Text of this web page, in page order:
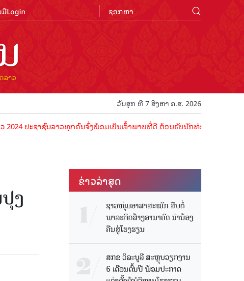
ມືLogin
ວັນສຸກ ທີ 7 ສິງຫາ ຄ.ສ. 2026
ປະຊາຊົນລາວທຸກຄົນຈົ່ງພ້ອມເປັນເຈົ້າພາບທີ່ດີ ຕ້ອນຮັບນັກທ່ອງທ່ຽວດ້ວຍໄມຕີຈິດ
ງ
ຂ່າວ​ລ່າ​ສຸດ
ຊາວໜຸ່ມອາສາສະໝັກ ສືບຕໍ່
ພາລະກິດສ້າງອານາຄົດ ນໍານ້ອງ
ຄືນສູ່ໂຮງຮຽນ
ສກຂ ວິລະບູລີ ສະຫຼຸບວຽກງານ
6 ເດືອນຕົ້ນປີ ພ້ອມປະກາດ